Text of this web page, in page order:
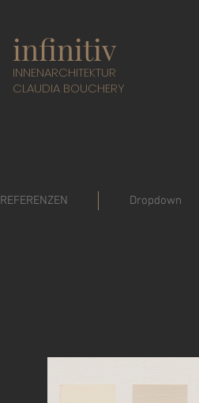
infinitiv
INNENARCHITEKTUR
CLAUDIA BOUCHERY
REFERENZEN Dropdown